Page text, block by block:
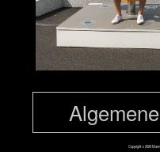
Copyright © 2026